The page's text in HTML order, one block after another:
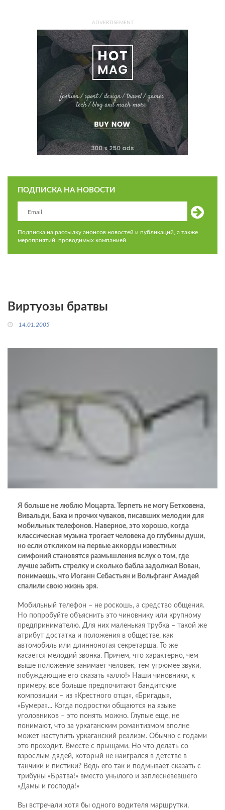
ADVERTISEMENT
ПОДПИСКА НА НОВОСТИ
Подписка на рассылку анонсов новостей и публикаций, а также
мероприятий, проводимых компанией.
Виртуозы братвы
14.01.2005
Я больше не люблю Моцарта. Терпеть не могу Бетховена,
Вивальди, Баха и прочих чуваков, писавших мелодии для
мобильных телефонов. Наверное, это хорошо, когда
классическая музыка трогает человека до глубины души,
но если откликом на первые аккорды известных
симфоний становятся размышления вслух о том, где
лучше забить стрелку и сколько бабла задолжал Вован,
понимаешь, что Иоганн Себастьян и Вольфганг Амадей
спалили свою жизнь зря.
Мобильный телефон – не роскошь, а средство общения.
Но попробуйте объяснить это чиновнику или крупному
предпринимателю. Для них маленькая трубка – такой же
атрибут достатка и положения в обществе, как
автомобиль или длинноногая секретарша. То же
касается мелодий звонка. Причем, что характерно, чем
выше положение занимает человек, тем угрюмее звуки,
побуждающие его сказать «алло!» Наши чиновники, к
примеру, все больше предпочитают бандитские
композиции – из «Крестного отца», «Бригады»,
«Бумера»... Когда подростки общаются на языке
уголовников – это понять можно. Глупые еще, не
понимают, что за уркаганским романтизмом вполне
может наступить уркаганский реализм. Обычно с годами
это проходит. Вместе с прыщами. Но что делать со
взрослым дядей, который не наигрался в детстве в
танчики и пистики? Ведь его так и подмывает сказать с
трибуны «Братва!» вместо унылого и заплесневевшего
«Дамы и господа!»
Вы встречали хотя бы одного водителя маршрутки,